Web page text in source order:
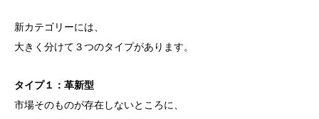
新カテゴリーには、
大きく分けて３つのタイプがあります。
タイプ１：革新型
市場そのものが存在しないところに、